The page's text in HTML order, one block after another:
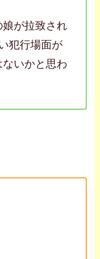
娘が拉致され
犯行場面が
いかと思わ